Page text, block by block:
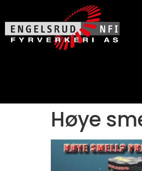
Høye